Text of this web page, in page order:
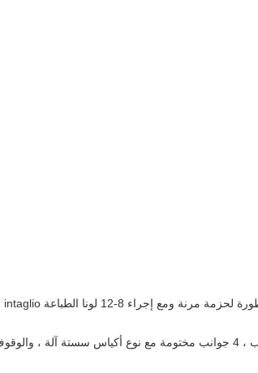
لدينا أحدث آلة طباعة عالية السرعة ، آلة مغلفة وجميع أنواع آلة صنع الأكياس ، مثل آلة ختم الجانبين 3 جوانب ، 4 جوانب مختومة مع نوع